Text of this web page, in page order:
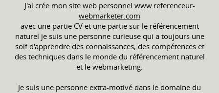
J'ai crée mon site web personnel www.referenceur-
webmarketer.com
avec une partie CV et une partie sur le référencement
naturel je suis une personne curieuse qui a toujours une
soif d'apprendre des connaissances, des compétences et
des techniques dans le monde du référencement naturel
et le webmarketing.
Je suis une personne extra-motivé dans le domaine du